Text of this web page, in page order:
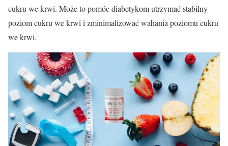
cukru we krwi. Może to pomóc diabetykom utrzymać stabilny
poziom cukru we krwi i zminimalizować wahania poziomu cukru
we krwi.